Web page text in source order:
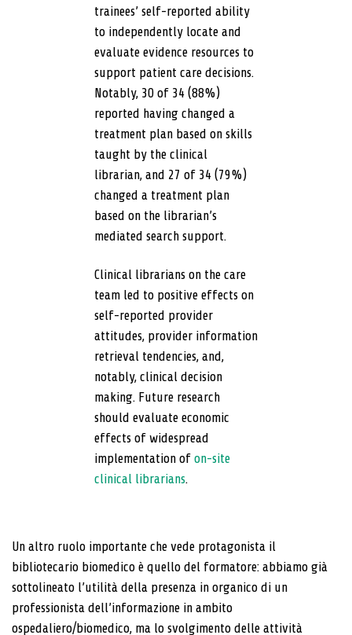
trainees’ self-reported ability
to independently locate and
evaluate evidence resources to
support patient care decisions.
Notably, 30 of 34 (88%)
reported having changed a
treatment plan based on skills
taught by the clinical
librarian, and 27 of 34 (79%)
changed a treatment plan
based on the librarian’s
mediated search support.
Clinical librarians on the care
team led to positive effects on
self-reported provider
attitudes, provider information
retrieval tendencies, and,
notably, clinical decision
making. Future research
should evaluate economic
effects of widespread
implementation of on-site
clinical librarians.
Un altro ruolo importante che vede protagonista il
bibliotecario biomedico è quello del formatore: abbiamo già
sottolineato l’utilità della presenza in organico di un
professionista dell’informazione in ambito
ospedaliero/biomedico, ma lo svolgimento delle attività